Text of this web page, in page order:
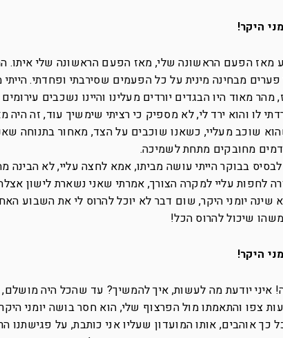
מאז הפעם הראשונה שלי, מאז הפעם הראשונה שלי איתו.
מבחינה מינית על כל הפעמים שסירבתי ופחדתי.
מהר מאוד היו הבגדים יורדים מעלינו והיינו נשכבים
לו והוא ירד לי, לא מספיק כי רציתי שימשיך עוד, זה
שוכב מעליי, כשאנו שוכבים על הצד, מאחור בתנוחה
מחובקים מתחת לשמיכה.
בבוקר הייתי עושה מביתו, אמא לחצה עליי, לא
לחפות עליי למקרה הצורך, אמרתי שאני נשארת לישון
שינה יומני היקר, שום דבר לא יוכל להרוס לי את השבוע
משהו שיכול להרוס הכל!
איני יודעת מה לעשות, איך להמשיך? עד שהכל היה
צפו והתאמתו מול הפרצוף שלי, הוא חסר בושה יומני
כך אוהבים, אותו המועדון שעליו אני כותבת, על